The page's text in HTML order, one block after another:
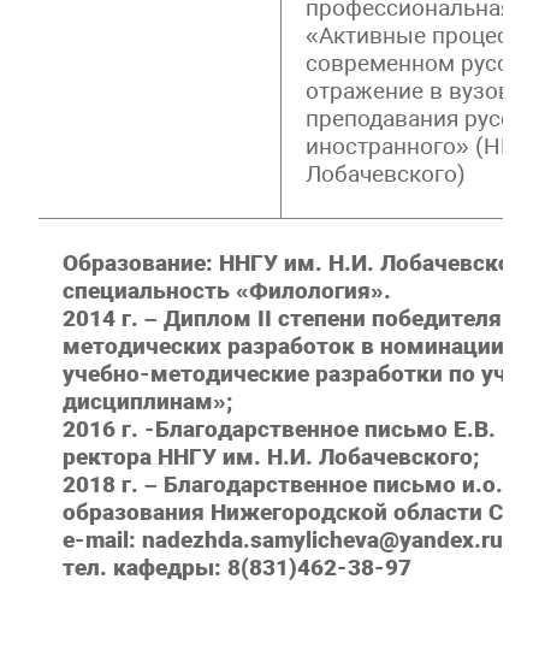
профессиональная
«Активные
современном
отражение в
преподавания
иностранного»
Лобачевского)
Образование: ННГУ им. Н.И. Лобачевского,
специальность «Филология».
2014 г. – Диплом II степени победителя
методических разработок в номинации
учебно-методические разработки по
дисциплинам»;
2016 г. -Благодарственное письмо Е.В.
ректора ННГУ им. Н.И. Лобачевского;
2018 г. – Благодарственное письмо и.о.
образования Нижегородской области
e-mail: nadezhda.samylicheva@yandex.ru
тел. кафедры: 8(831)462-38-97